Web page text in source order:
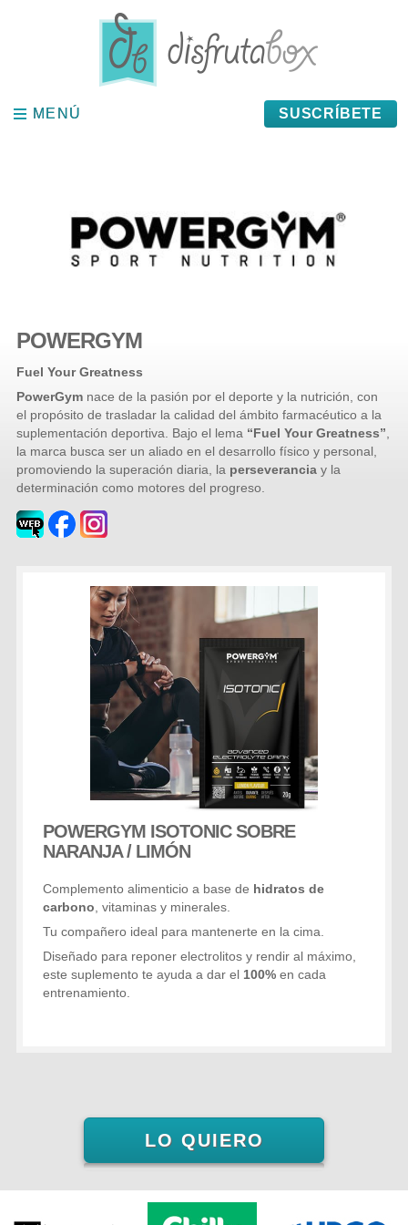
MENÚ
MENÚ SUSCRÍBETE
POWERGYM
Fuel Your Greatness
PowerGym nace de la pasión por el deporte y la nutrición, con
el propósito de trasladar la calidad del ámbito farmacéutico a la
suplementación deportiva. Bajo el lema “Fuel Your Greatness”,
la marca busca ser un aliado en el desarrollo físico y personal,
promoviendo la superación diaria, la perseverancia y la
determinación como motores del progreso.
POWERGYM ISOTONIC SOBRE
NARANJA / LIMÓN
Complemento alimenticio a base de hidratos de
carbono , vitaminas y minerales.
Tu compañero ideal para mantenerte en la cima.
Diseñado para reponer electrolitos y rendir al máximo,
este suplemento te ayuda a dar el 100% en cada
entrenamiento.
LO QUIERO